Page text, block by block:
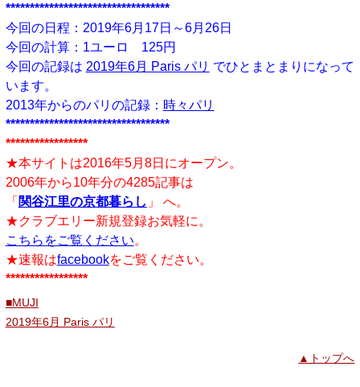
**********************************
今回の日程：2019年6月17日～6月26日
今回の計算：1ユーロ 125円
今回の記録は 2019年6月 Paris パリ でひとまとまりになって
います。
2013年からのパリの記録： 時々パリ
**********************************
*****************
★本サイトは2016年5月8日にオープン。
2006年から10年分の4285記事は
「 関谷江里の京都暮らし 」 へ。
★クラブエリー新規登録お気軽に。
こちらをご覧ください。
★速報はfacebookをご覧ください。
*****************
■MUJI
2019年6月 Paris パリ
▲トップへ